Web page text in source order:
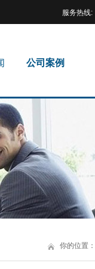
服务热线:
公司案例
你的位置：